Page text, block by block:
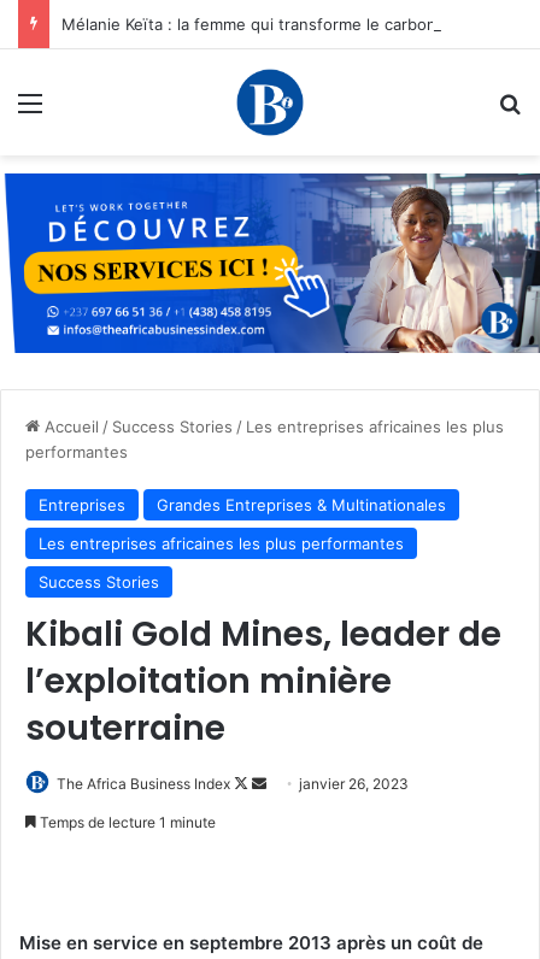
Menu
Accueil / Success Stories / Les entreprises africaines les plus
performantes
Entreprises
Grandes Entreprises & Multinationales
Les entreprises africaines les plus performantes
Success Stories
Kibali Gold Mines, leader de
l’exploitation minière
souterraine
The Africa Business Index
Follow
Envoyerjanvier 26, 2023
Temps de lecture 1 minute
Mise en service en septembre 2013 après un coût de